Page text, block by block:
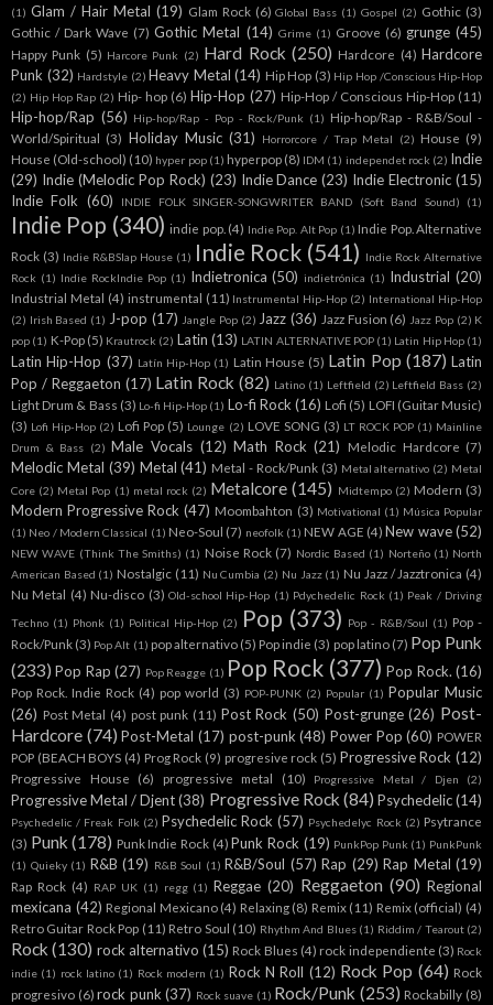
(1) Glam / Hair Metal (19) Glam Rock (6) Global Bass (1) Gospel (2) Gothic (3)
Gothic / Dark Wave (7) Gothic Metal (14) Grime (1) Groove (6) grunge (45)
Happy Punk (5) Harcore Punk (2) Hard Rock (250) Hardcore (4) Hardcore
Punk (32) Hardstyle (2) Heavy Metal (14) Hip Hop (3) Hip Hop /Conscious Hip-Hop
(2) Hip Hop Rap (2) Hip- hop (6) Hip-Hop (27) Hip-Hop / Conscious Hip-Hop (11)
Hip-hop/Rap (56) Hip-hop/Rap - Pop - Rock/Punk (1) Hip-hop/Rap - R&B/Soul -
World/Spiritual (3) Holiday Music (31) Horrorcore / Trap Metal (2) House (9)
House (Old-school) (10) hyper pop (1) hyperpop (8) IDM (1) independet rock (2) Indie
(29) Indie (Melodic Pop Rock) (23) Indie Dance (23) Indie Electronic (15)
Indie Folk (60) INDIE FOLK SINGER-SONGWRITER BAND (Soft Band Sound) (1)
Indie Pop (340) indie pop. (4) Indie Pop. Alt Pop (1) Indie Pop. Alternative
Rock (3) Indie R&BSlap House (1) Indie Rock (541) Indie Rock Alternative
Rock (1) Indie RockIndie Pop (1) Indietronica (50) indietrónica (1) Industrial (20)
Industrial Metal (4) instrumental (11) Instrumental Hip-Hop (2) International Hip-Hop
(2) Irish Based (1) J-pop (17) Jangle Pop (2) Jazz (36) Jazz Fusion (6) Jazz Pop (2) K
pop (1) K-Pop (5) Krautrock (2) Latin (13) LATIN ALTERNATIVE POP (1) Latin Hip Hop (1)
Latin Hip-Hop (37) Latín Hip-Hop (1) Latin House (5) Latin Pop (187) Latin
Pop / Reggaeton (17) Latin Rock (82) Latino (1) Leftfield (2) Leftfield Bass (2)
Light Drum & Bass (3) Lo-fi Hip-Hop (1) Lo-fi Rock (16) Lofi (5) LOFI (Guitar Music)
(3) Lofi Hip-Hop (2) Lofi Pop (5) Lounge (2) LOVE SONG (3) LT ROCK POP (1) Mainline
Drum & Bass (2) Male Vocals (12) Math Rock (21) Melodic Hardcore (7)
Melodic Metal (39) Metal (41) Metal - Rock/Punk (3) Metal alternativo (2) Metal
Core (2) Metal Pop (1) metal rock (2) Metalcore (145) Midtempo (2) Modern (3)
Modern Progressive Rock (47) Moombahton (3) Motivational (1) Música Popular
(1) Neo / Modern Classical (1) Neo-Soul (7) neofolk (1) NEW AGE (4) New wave (52)
NEW WAVE (Think The Smiths) (1) Noise Rock (7) Nordic Based (1) Norteño (1) North
American Based (1) Nostalgic (11) Nu Cumbia (2) Nu Jazz (1) Nu Jazz / Jazztronica (4)
Nu Metal (4) Nu-disco (3) Old-school Hip-Hop (1) Pdychedelic Rock (1) Peak / Driving
Techno (1) Phonk (1) Political Hip-Hop (2) Pop (373) Pop - R&B/Soul (1) Pop -
Rock/Punk (3) Pop Alt (1) pop alternativo (5) Pop indie (3) pop latino (7) Pop Punk
(233) Pop Rap (27) Pop Reagge (1) Pop Rock (377) Pop Rock. (16)
Pop Rock. Indie Rock (4) pop world (3) POP-PUNK (2) Popular (1) Popular Music
(26) Post Metal (4) post punk (11) Post Rock (50) Post-grunge (26) Post-
Hardcore (74) Post-Metal (17) post-punk (48) Power Pop (60) POWER
POP (BEACH BOYS (4) Prog Rock (9) progresive rock (5) Progressive Rock (12)
Progressive House (6) progressive metal (10) Progressive Metal / Djen (2)
Progressive Metal / Djent (38) Progressive Rock (84) Psychedelic(14)
Psychedelic / Freak Folk (2) Psychedelic Rock (57) Psychedelyc Rock (2) Psytrance
(3) Punk (178) Punk Indie Rock (4) Punk Rock (19) PunkPop Punk (1) PunkPunk
(1) Quieky (1) R&B (19) R&B Soul (1) R&B/Soul (57) Rap (29) Rap Metal (19)
Rap Rock (4) RAP UK (1) regg (1) Reggae (20) Reggaeton (90) Regional
mexicana (42) Regional Mexicano (4) Relaxing (8) Remix (11) Remix (official) (4)
Retro Guitar Rock Pop (11) Retro Soul (10) Rhythm And Blues (1) Riddim / Tearout (2)
Rock (130) rock alternativo (15) Rock Blues (4) rock independiente (3) Rock
indie (1) rock latino (1) Rock modern (1) Rock N Roll (12) Rock Pop (64) Rock
progresivo (6) rock punk (37) Rock suave (1) Rock/Punk (253) Rockabilly (8)